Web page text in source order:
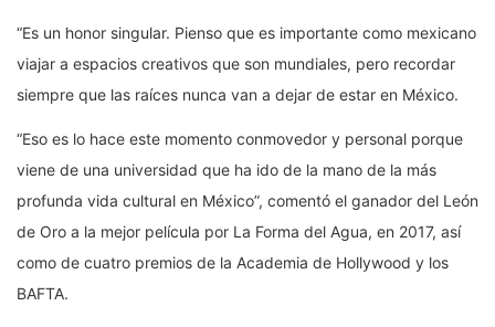
“Es un honor singular. Pienso que es importante como mexicano
viajar a espacios creativos que son mundiales, pero recordar
siempre que las raíces nunca van a dejar de estar en México.
“Eso es lo hace este momento conmovedor y personal porque
viene de una universidad que ha ido de la mano de la más
profunda vida cultural en México”, comentó el ganador del León
de Oro a la mejor película por La Forma del Agua, en 2017, así
como de cuatro premios de la Academia de Hollywood y los
BAFTA.